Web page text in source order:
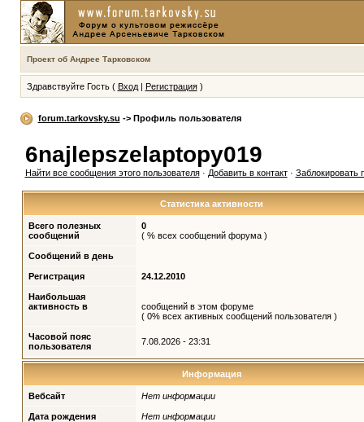
Проект об Андрее Тарковском
Здравствуйте Гость ( Вход| Регистрация)
forum.tarkovsky.su -> Профиль пользователя
6najlepszelaptopy019
Найти все сообщения этого пользователя· Добавить в контакт· Заблокировать
Статистика активности
Всего полезных
сообщений
0
( % всех сообщений форума )
Сообщений в день
Регистрация 24.12.2010
Наибольшая
активность в
сообщений в этом форуме
( 0% всех активных сообщений пользователя )
Часовой пояс
пользователя
7.08.2026 - 23:31
Информация
Вебсайт Нет информации
Дата рождения Нет информации